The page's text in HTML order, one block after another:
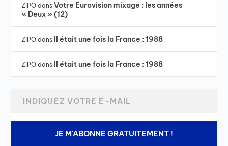
ZIPO dansVotre Eurovision mixage : les années
« Deux » (12)
ZIPO dans Il était une fois la France : 1988
ZIPO dans Il était une fois la France : 1988
JE M'ABONNE GRATUITEMENT !